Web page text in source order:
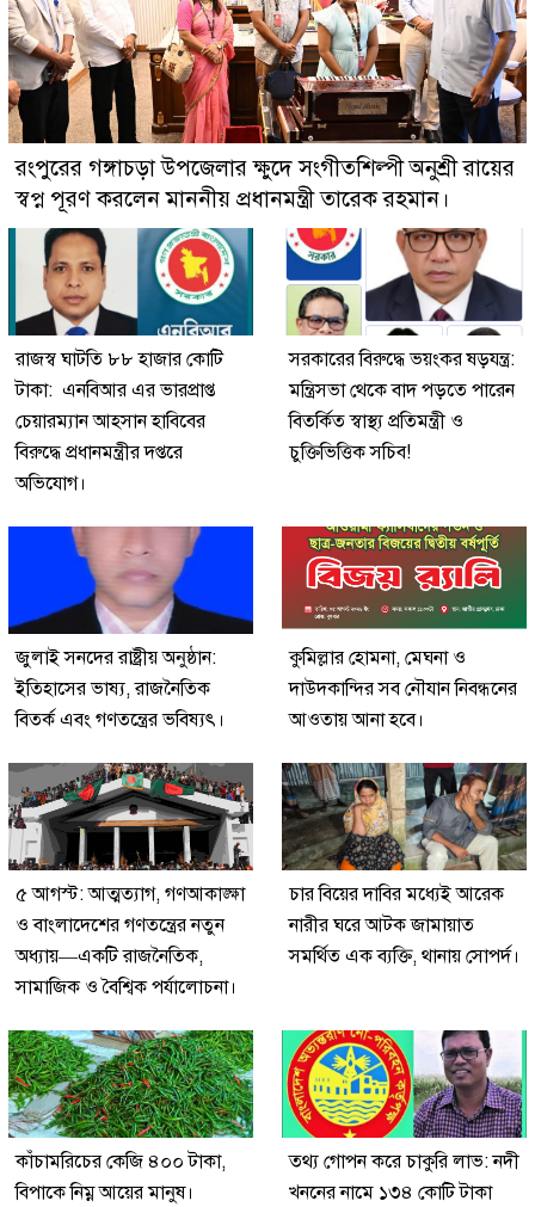
রংপুরের গঙ্গাচড়া উপজেলার ক্ষুদে সংগীতশিল্পী অনুশ্রী রায়ের
স্বপ্ন পূরণ করলেন মাননীয় প্রধানমন্ত্রী তারেক রহমান।
রাজস্ব ঘাটতি ৮৮ হাজার কোটি
টাকা: এনবিআর এর ভারপ্রাপ্ত
চেয়ারম্যান আহসান হাবিবের
বিরুদ্ধে প্রধানমন্ত্রীর দপ্তরে
অভিযোগ।
সরকারের বিরুদ্ধে ভয়ংকর ষড়যন্ত্র:
মন্ত্রিসভা থেকে বাদ পড়তে পারেন
বিতর্কিত স্বাস্থ্য প্রতিমন্ত্রী ও
চুক্তিভিত্তিক সচিব!
জুলাই সনদের রাষ্ট্রীয় অনুষ্ঠান:
ইতিহাসের ভাষ্য, রাজনৈতিক
বিতর্ক এবং গণতন্ত্রের ভবিষ্যৎ।
কুমিল্লার হোমনা, মেঘনা ও
দাউদকান্দির সব নৌযান নিবন্ধনের
আওতায় আনা হবে।
৫ আগস্ট: আত্মত্যাগ, গণআকাঙ্ক্ষা
ও বাংলাদেশের গণতন্ত্রের নতুন
অধ্যায়—একটি রাজনৈতিক,
সামাজিক ও বৈশ্বিক পর্যালোচনা।
চার বিয়ের দাবির মধ্যেই আরেক
নারীর ঘরে আটক জামায়াত
সমর্থিত এক ব্যক্তি, থানায় সোপর্দ।
কাঁচামরিচের কেজি ৪০০ টাকা,
বিপাকে নিম্ন আয়ের মানুষ।
তথ্য গোপন করে চাকুরি লাভ: নদী
খননের নামে ১৩৪ কোটি টাকা